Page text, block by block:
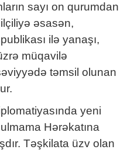
sayı on qurumdan
əsasən,
ilə yanaşı,
müqavilə
təmsil olunan
yeni
Hərəkatına
Təşkilata üzv olan